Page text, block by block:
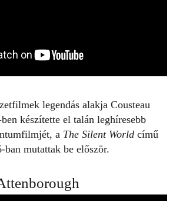
legendás alakja Cousteau
készítette el talán leghíresebb
a The Silent World című
mutattak be először.